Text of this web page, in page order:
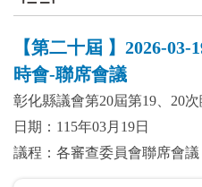
【第二十屆 】2026-
時會-聯席會議
彰化縣議會第20屆第19、20
日期：115年03月19日
議程：各審查委員會聯席會議